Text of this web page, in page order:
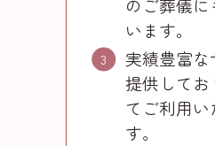
います。
実績豊富な
提供してお
てご利用い
す。